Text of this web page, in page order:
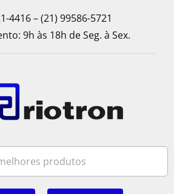
4416 – (21) 99586-5721
9h às 18h de Seg. à Sex.